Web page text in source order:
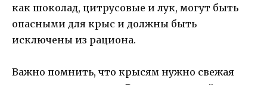
как шоколад, цитрусовые и лук, могут быть
опасными для крыс и должны быть
исключены из рациона.
Важно помнить, что крысям нужно свежая